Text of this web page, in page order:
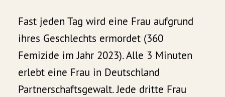
Fast jeden Tag wird eine Frau aufgrund
ihres Geschlechts ermordet (360
Femizide im Jahr 2023). Alle 3 Minuten
erlebt eine Frau in Deutschland
Partnerschaftsgewalt. Jede dritte Frau